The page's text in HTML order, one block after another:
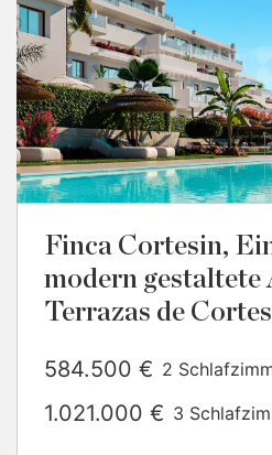
Finca Cortesin,
modern gestaltete
Terrazas de
584.500 € 2
1.021.000 € 3